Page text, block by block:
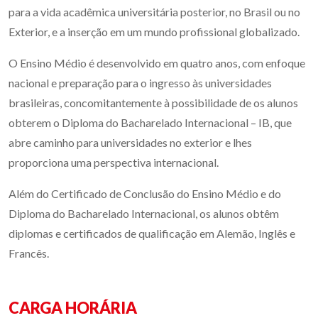
para a vida acadêmica universitária posterior, no Brasil ou no
Exterior, e a inserção em um mundo profissional globalizado.
O Ensino Médio é desenvolvido em quatro anos, com enfoque
nacional e preparação para o ingresso às universidades
brasileiras, concomitantemente à possibilidade de os alunos
obterem o Diploma do Bacharelado Internacional – IB, que
abre caminho para universidades no exterior e lhes
proporciona uma perspectiva internacional.
Além do Certificado de Conclusão do Ensino Médio e do
Diploma do Bacharelado Internacional, os alunos obtêm
diplomas e certificados de qualificação em Alemão, Inglês e
Francês.
CARGA HORÁRIA